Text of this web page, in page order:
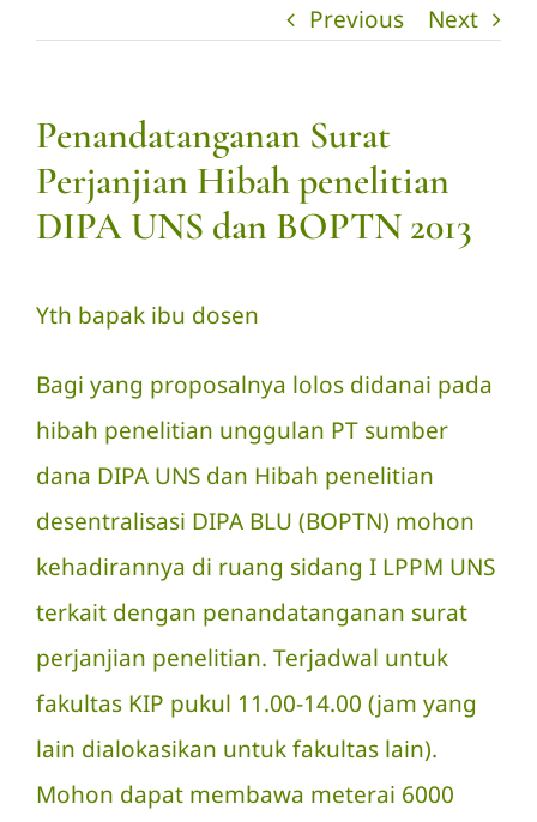
Previous Next
Penandatanganan Surat
Perjanjian Hibah penelitian
DIPA UNS dan BOPTN 2013
Yth bapak ibu dosen
Bagi yang proposalnya lolos didanai pada
hibah penelitian unggulan PT sumber
dana DIPA UNS dan Hibah penelitian
desentralisasi DIPA BLU (BOPTN) mohon
kehadirannya di ruang sidang I LPPM UNS
terkait dengan penandatanganan surat
perjanjian penelitian. Terjadwal untuk
fakultas KIP pukul 11.00-14.00 (jam yang
lain dialokasikan untuk fakultas lain).
Mohon dapat membawa meterai 6000